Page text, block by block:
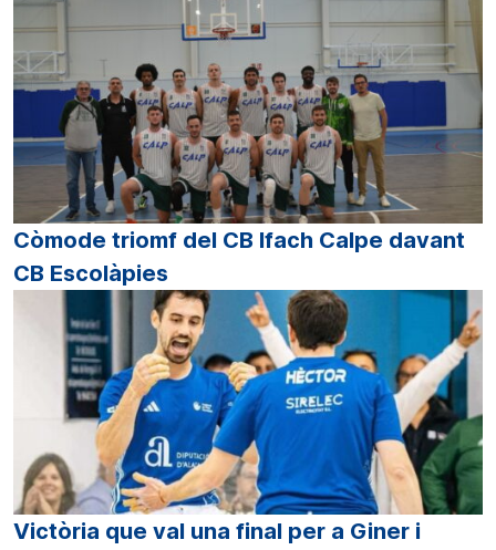
Còmode triomf del CB Ifach Calpe davant
CB Escolàpies
Victòria que val una final per a Giner i